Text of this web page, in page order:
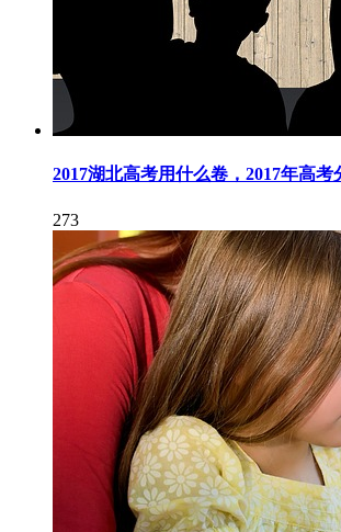
2017湖北高考用什么卷，2017年高考
273